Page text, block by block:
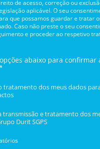
de acesso, correção ou
aplicável. O seu
que possamos guardar e tratar
Caso não preste o seu
e proceder ao respetivo
abaixo para confirmar
tratamento dos meus dados
transmissão e tratamento dos
Durit SGPS